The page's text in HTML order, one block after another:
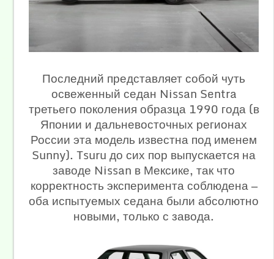
Последний представляет собой чуть
освеженный седан Nissan Sentra
третьего поколения образца 1990 года (в
Японии и дальневосточных регионах
России эта модель известна под именем
Sunny). Tsuru до сих пор выпускается на
заводе Nissan в Мексике, так что
корректность эксперимента соблюдена —
оба испытуемых седана были абсолютно
новыми, только с завода.